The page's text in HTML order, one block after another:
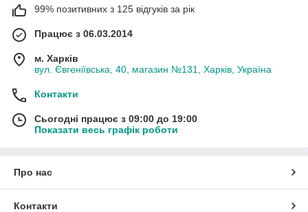
99% позитивних з 125 відгуків за рік
Працює з 06.03.2014
м. Харків
вул. Євгеніївська, 40, магазин №131, Харків, Україна
Контакти
Сьогодні працює з 09:00 до 19:00
Показати весь графік роботи
Про нас
Контакти